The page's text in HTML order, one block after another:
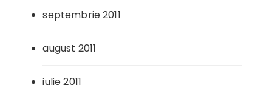
septembrie 2011
august 2011
iulie 2011